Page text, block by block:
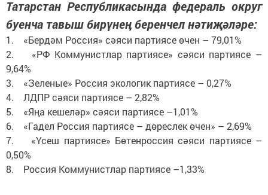
Татарстан Республикасында федераль округ
буенча тавыш бирүнең беренчел нәтиҗәләре:
1. «Бердәм Россия» сәяси партиясе өчен – 79,01%
2. «РФ Коммунистлар партиясе» сәяси партиясе –
9,64%
3. «Зеленые» Россия экологик партиясе – 0,27%
4. ЛДПР сәяси партиясе – 2,82%
5. «Яңа кешеләр» сәяси партиясе –1,01%
6. «Гадел Россия партиясе – дөреслек өчен» – 2,69%
7. «Үсеш партиясе» Бөтенроссия сәяси партиясе –
0,50%
8. Россия Коммунистлар партиясе –1,33%